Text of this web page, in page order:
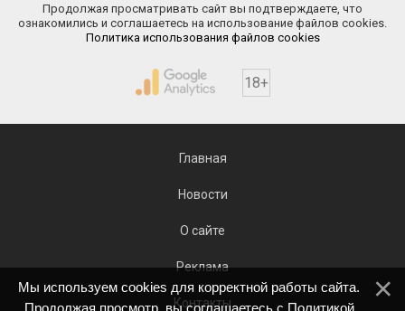
Продолжая просматривать сайт вы подтверждаете, что
ознакомились и соглашаетесь на использование файлов cookies.
Политика использования файлов cookies
18+
Главная
Новости
О сайте
Реклама
Контакты
Мы используем cookies для корректной работы сайта.
Продолжая просмотр, вы соглашаетесь с Политикой